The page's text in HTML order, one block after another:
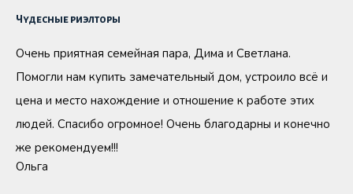
Чудесные риэлторы
Очень приятная семейная пара, Дима и Светлана.
Помогли нам купить замечательный дом, устроило всё и
цена и место нахождение и отношение к работе этих
людей. Спасибо огромное! Очень благодарны и конечно
же рекомендуем!!!
Ольга